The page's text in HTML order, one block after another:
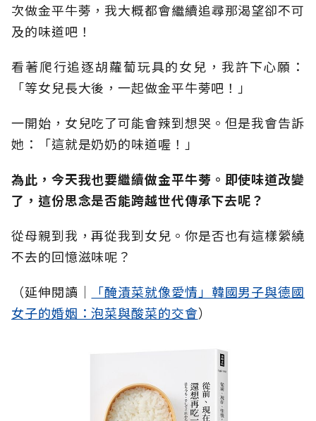
次做金平牛蒡，我大概都會繼續追尋那渴望卻不可
及的味道吧！
看著爬行追逐胡蘿蔔玩具的女兒，我許下心願：
「等女兒長大後，一起做金平牛蒡吧！」
一開始，女兒吃了可能會辣到想哭。但是我會告訴
她：「這就是奶奶的味道喔！」
為此，今天我也要繼續做金平牛蒡。即使味道改變
了，這份思念是否能跨越世代傳承下去呢？
從母親到我，再從我到女兒。你是否也有這樣縈繞
不去的回憶滋味呢？
（延伸閱讀│
「醃漬菜就像愛情」韓國男子與德國
女子的婚姻：泡菜與酸菜的交會）